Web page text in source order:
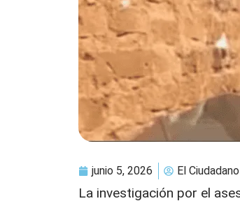
junio 5, 2026 El Ciudadano
La investigación por el